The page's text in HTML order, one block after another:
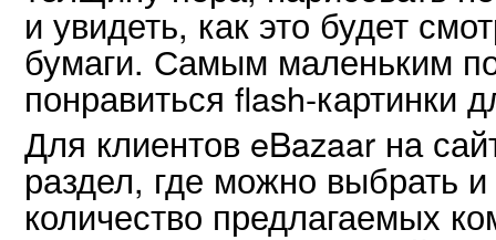
и увидеть, как это будет
бумаги. Самым маленьким
понравиться flash-картинки
Для клиентов eBazaar на
раздел, где можно выбрать
количество предлагаемых